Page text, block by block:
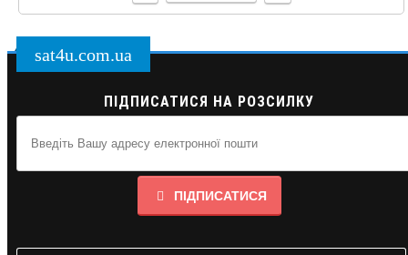
sat4u.com.ua
ПІДПИСАТИСЯ НА РОЗСИЛКУ
ПІДПИСАТИСЯ